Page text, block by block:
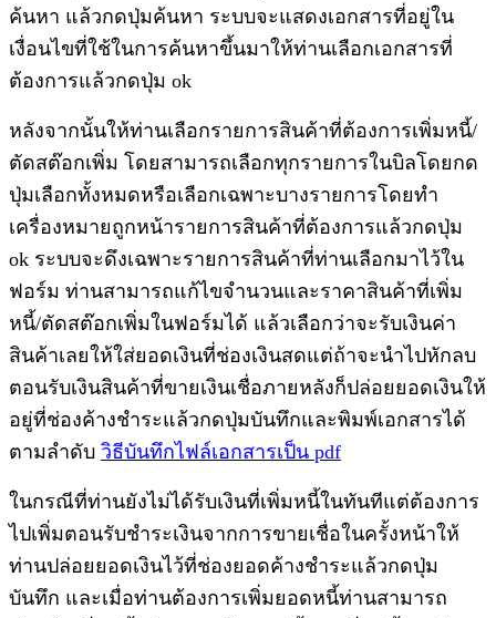
ค้นหา แล้วกดปุ่มค้นหา ระบบจะแสดงเอกสารที่อยู่ใน
เงื่อนไขที่ใช้ในการค้นหาขึ้นมาให้ท่านเลือกเอกสารที่
ต้องการแล้วกดปุ่ม ok
หลังจากนั้นให้ท่านเลือกรายการสินค้าที่ต้องการเพิ่มหนี้/
ตัดสต๊อกเพิ่ม โดยสามารถเลือกทุกรายการในบิลโดยกด
ปุ่มเลือกทั้งหมดหรือเลือกเฉพาะบางรายการโดยทำ
เครื่องหมายถูกหน้ารายการสินค้าที่ต้องการแล้วกดปุ่ม
ok ระบบจะดึงเฉพาะรายการสินค้าที่ท่านเลือกมาไว้ใน
ฟอร์ม ท่านสามารถแก้ไขจำนวนและราคาสินค้าที่เพิ่ม
หนี้/ตัดสต๊อกเพิ่มในฟอร์มได้ แล้วเลือกว่าจะรับเงินค่า
สินค้าเลยให้ใส่ยอดเงินที่ช่องเงินสดแต่ถ้าจะนำไปหักลบ
ตอนรับเงินสินค้าที่ขายเงินเชื่อภายหลังก็ปล่อยยอดเงินให้
อยู่ที่ช่องค้างชำระแล้วกดปุ่มบันทึกและพิมพ์เอกสารได้
ตามลำดับ วิธีบันทึกไฟล์เอกสารเป็น pdf
ในกรณีที่ท่านยังไม่ได้รับเงินที่เพิ่มหนี้ในทันทีแต่ต้องการ
ไปเพิ่มตอนรับชำระเงินจากการขายเชื่อในครั้งหน้าให้
ท่านปล่อยยอดเงินไว้ที่ช่องยอดค้างชำระแล้วกดปุ่ม
บันทึก และเมื่อท่านต้องการเพิ่มยอดหนี้ท่านสามารถ